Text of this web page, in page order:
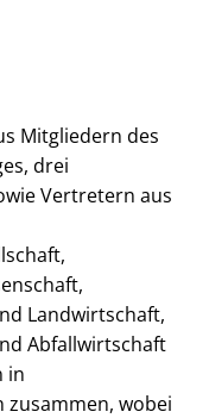
Mitgliedern des
drei
Vertretern aus
Landwirtschaft,
Abfallwirtschaft
in
wobei